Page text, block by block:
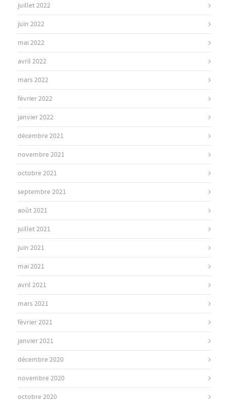
juillet 2022
juin 2022
mai 2022
avril 2022
mars 2022
février 2022
janvier 2022
décembre 2021
novembre 2021
octobre 2021
septembre 2021
août 2021
juillet 2021
juin 2021
mai 2021
avril 2021
mars 2021
février 2021
janvier 2021
décembre 2020
novembre 2020
octobre 2020